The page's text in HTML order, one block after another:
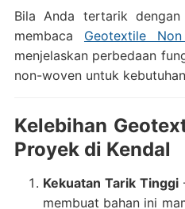
Bila Anda tertarik
membaca Geotextile
menjelaskan perbedaan
non-woven untuk
Kelebihan
Proyek di Kendal
Kekuatan Tarik Tinggi
membuat bahan ini